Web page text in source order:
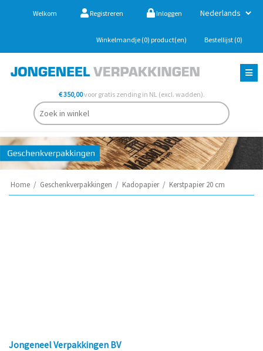
Welkom Registreren Inloggen
Winkelmandje (0) product(en) Bestellijst (0)
€ 350,00voor gratis zending in NL (excl. wadden).
Home / Geschenkverpakkingen / Kadopapier / Kerstpapier 20 cm
Jongeneel Verpakkingen BV